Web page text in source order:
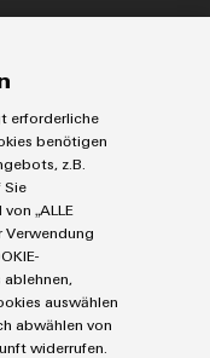
erforderliche
benötigen
z.B.
Sie
„ALLE
Verwendung
ablehnen,
auswählen
abwählen von
widerrufen.